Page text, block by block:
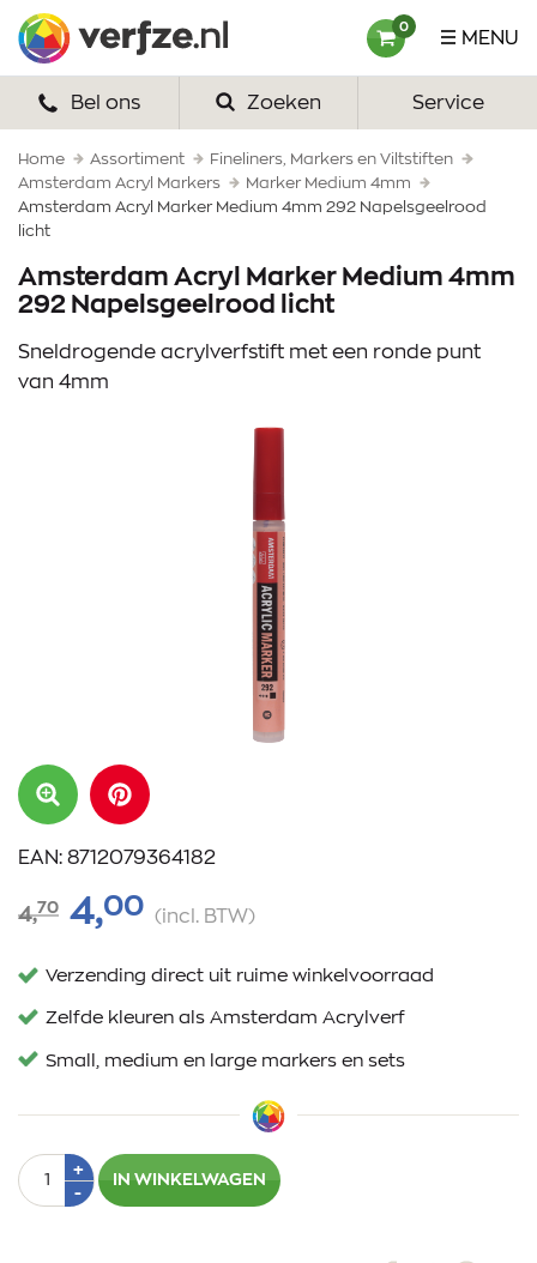
naar
content
MENU
0
HOME
VERF
VERFSETS
TEKENEN
INSPIRATIE
Bel ons Zoeken Service
Home Assortiment
Fineliners, Markers en Viltstiften
Amsterdam Acryl Markers
Marker Medium 4mm
Amsterdam Acryl Marker Medium 4mm 292 Napelsgeelrood
licht
Amsterdam Acryl Marker Medium 4mm
292 Napelsgeelrood licht
Sneldrogende acrylverfstift met een ronde punt
van 4mm
EAN: 8712079364182
4,70 4,00 (incl. BTW)
Verzending direct uit ruime winkelvoorraad
Zelfde kleuren als Amsterdam Acrylverf
Small, medium en large markers en sets
Aantal+Plus
-Min
IN WINKELWAGEN